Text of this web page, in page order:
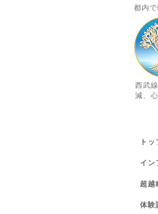
都内
西武
減、
ト
イン
超越
体験